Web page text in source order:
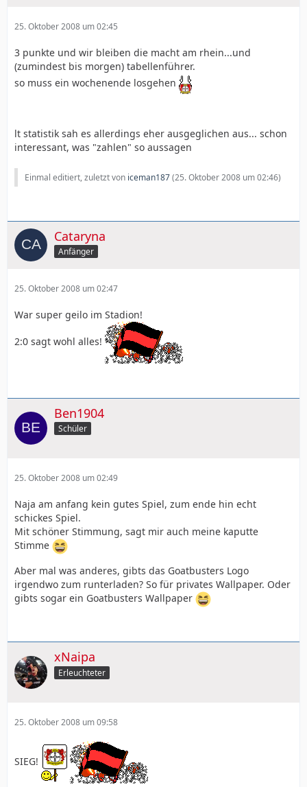
25. Oktober 2008 um 02:45
3 punkte und wir bleiben die macht am rhein...und
(zumindest bis morgen) tabellenführer.
so muss ein wochenende losgehen
lt statistik sah es allerdings eher ausgeglichen aus... schon
interessant, was "zahlen" so aussagen
Einmal editiert, zuletzt von iceman187(25. Oktober 2008 um 02:46)
Cataryna
Anfänger
25. Oktober 2008 um 02:47
War super geilo im Stadion!
2:0 sagt wohl alles!
Ben1904
Schüler
25. Oktober 2008 um 02:49
Naja am anfang kein gutes Spiel, zum ende hin echt
schickes Spiel.
Mit schöner Stimmung, sagt mir auch meine kaputte
Stimme
Aber mal was anderes, gibts das Goatbusters Logo
irgendwo zum runterladen? So für privates Wallpaper. Oder
gibts sogar ein Goatbusters Wallpaper
xNaipa
Erleuchteter
25. Oktober 2008 um 09:58
SIEG!